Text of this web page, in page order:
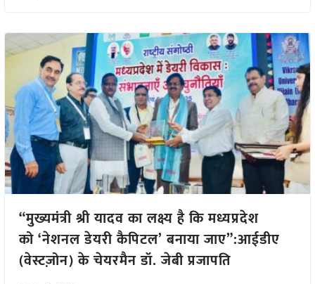
“मुख्यमंत्री श्री यादव का लक्ष्य है कि मध्यप्रदेश
को ‘नेशनल डेयरी कैपिटल’ बनाया जाए”:आईडीए
(वेस्टज़ोन) के चेयरमैन डॉ. जेबी प्रजापति